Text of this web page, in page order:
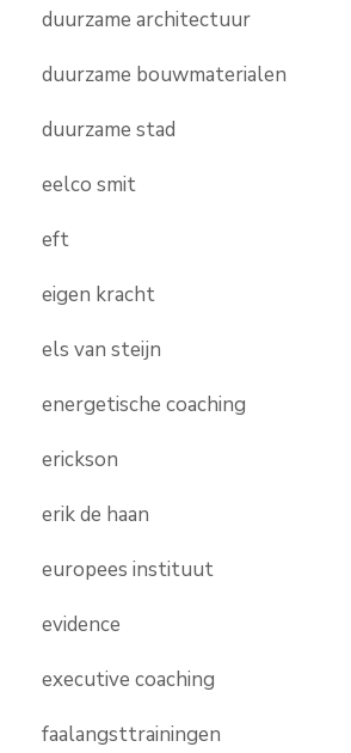
duurzame architectuur
duurzame bouwmaterialen
duurzame stad
eelco smit
eft
eigen kracht
els van steijn
energetische coaching
erickson
erik de haan
europees instituut
evidence
executive coaching
faalangsttrainingen